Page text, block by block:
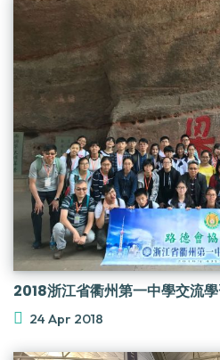
2018浙江省衢州第一中學交流
24 Apr 2018